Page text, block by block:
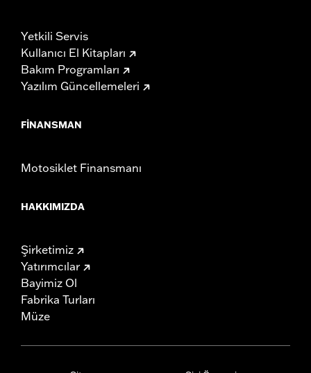
Yetkili Servis
Kullanıcı El Kitapları
Bakım Programları
Yazılım Güncellemeleri
FINANSMAN
Motosiklet Finansmanı
HAKKIMIZDA
Şirketimiz
Yatırımcılar
Bayimiz Ol
Fabrika Turları
Müze